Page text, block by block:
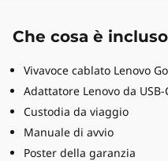
Che cosa è incluso
Vivavoce cablato Lenovo Go
Adattatore Lenovo da
Custodia da viaggio
Manuale di avvio
Poster della garanzia